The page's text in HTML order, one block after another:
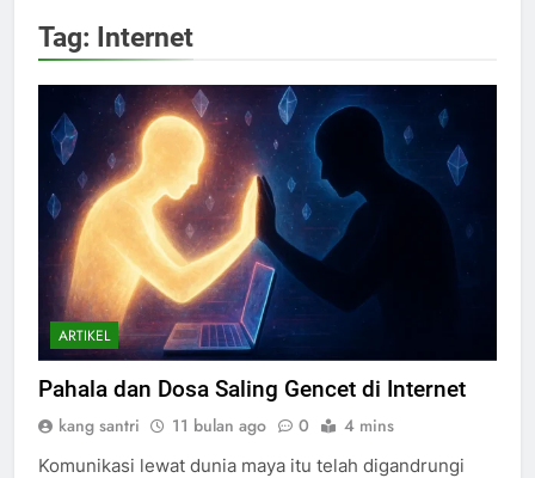
Tag: Internet
ARTIKEL
Pahala dan Dosa Saling Gencet di Internet
kang santri 11 bulan ago 0 4 mins
Komunikasi lewat dunia maya itu telah digandrungi